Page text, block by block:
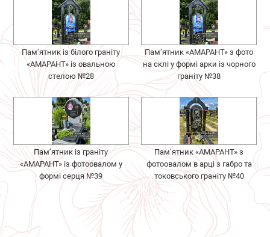
Пам’ятник із білого граніту
«АМАРАНТ» із овальною
стелою №28
Пам’ятник «АМАРАНТ» з фото
на склі у формі арки із чорного
граніту №38
Пам’ятник із граніту
«АМАРАНТ» із фотоовалом у
формі серця №39
Пам’ятник «АМАРАНТ» з
фотоовалом в арці з габро та
токовського граніту №40